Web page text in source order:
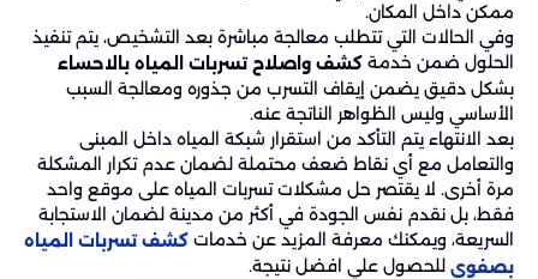
ممكن داخل المكان.
وفي الحالات التي تتطلب معالجة مباشرة بعد التشخيص، يتم تنفيذ
الحلول ضمن خدمة كشف واصلاح تسربات المياه بالاحساء
بشكل دقيق يضمن إيقاف التسرب من جذوره ومعالجة السبب
الأساسي وليس الظواهر الناتجة عنه.
بعد الانتهاء يتم التأكد من استقرار شبكة المياه داخل المبنى
والتعامل مع أي نقاط ضعف محتملة لضمان عدم تكرار المشكلة
مرة أخرى. لا يقتصر حل مشكلات تسربات المياه على موقع واحد
فقط، بل نقدم نفس الجودة في أكثر من مدينة لضمان الاستجابة
السريعة، ويمكنك معرفة المزيد عن خدمات كشف تسربات المياه
بصفوي للحصول علي افضل نتيجة.